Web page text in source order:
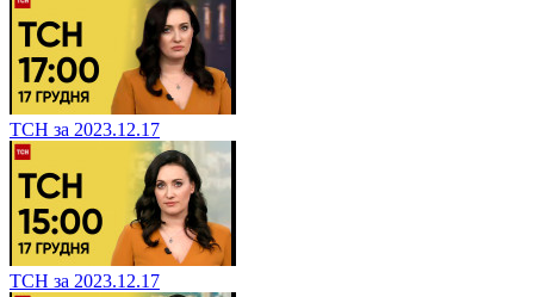
ТСН за 2023.12.17
ТСН за 2023.12.17